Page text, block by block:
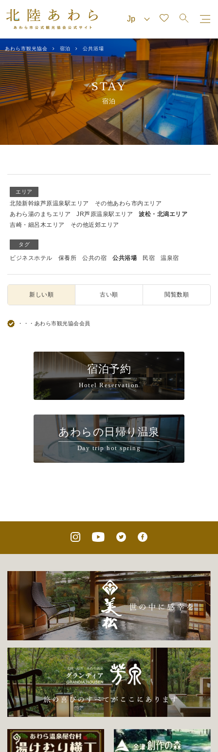
あわら市観光協会 宿泊 公共浴場
STAY
宿泊
エリア
北陸新幹線芦原温泉駅エリア
その他あわら市内エリア
あわら湯のまちエリア
JR芦原温泉駅エリア
波松・北潟エリア
吉崎・細呂木エリア
その他近郊エリア
タグ
ビジネスホテル 保養所 公共の宿 公共浴場 民宿 温泉宿
新しい順 古い順 閲覧数順
・・・あわら市観光協会会員
宿泊予約
Hotel Reservation
あわらの日帰り温泉
Day trip hot spring